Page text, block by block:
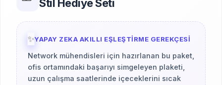
Stil Hediye Seti
✨YAPAY ZEKA AKILLI EŞLEŞTIRME GEREKÇESI
Network mühendisleri için hazırlanan bu paket,
ofis ortamındaki başarıyı simgeleyen plaketi,
uzun çalışma saatlerinde içeceklerini sıcak